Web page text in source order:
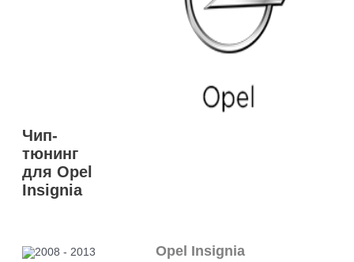
Чип-
тюнинг
для Opel
Insignia
Opel Insignia